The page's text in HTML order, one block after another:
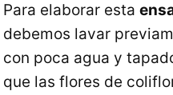
Para elaborar esta
debemos lavar
con poca agua y
que las flores de